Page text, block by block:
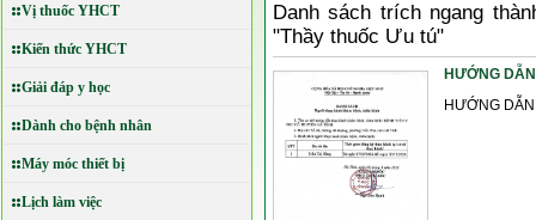
Vị thuốc YHCT
Kiến thức YHCT
Giải đáp y học
Dành cho bệnh nhân
Máy móc thiết bị
Lịch làm việc
Danh sách trích ngang
"Thầy thuốc Ưu tú"
HƯỚNG
HƯỚNG